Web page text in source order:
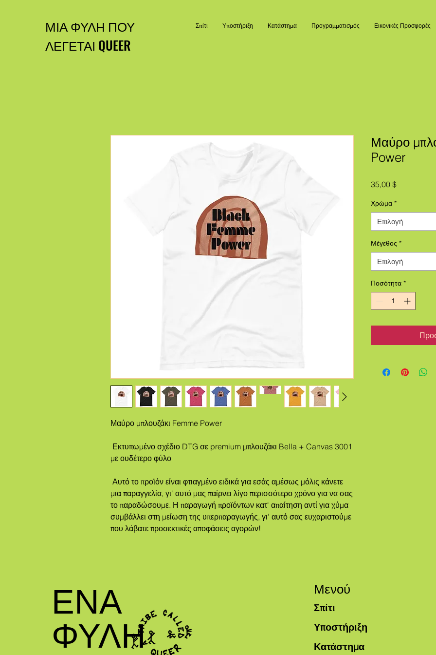
ΜΙΑ ΦΥΛΗ ΠΟΥ
ΛΕΓΕΤΑΙ QUEER
Σπίτι Υποστήριξη Κατάστημα Προγραμματισμός Εικονικές Προσφορές
Μαύρο μπλουζάκι Femme Power
με ουδέτερο φύλο
μια παραγγελία, γι' αυτό μας παίρνει λίγο περισσότερο χρόνο για να σας
το παραδώσουμε. Η παραγωγή προϊόντων κατ' απαίτηση αντί για χύμα
συμβάλλει στη μείωση της υπερπαραγωγής, γι' αυτό σας ευχαριστούμε
που λάβατε προσεκτικές αποφάσεις αγορών!
Μαύρο
Power
35,00 $Τιμή
Χρώμα *
Επιλογή
Μέγεθος *
Επιλογή
Ποσότητα *
ΕΝΑ
ΦΥΛΗ
Μενού
Σπίτι
Υποστήριξη
Κατάστημα